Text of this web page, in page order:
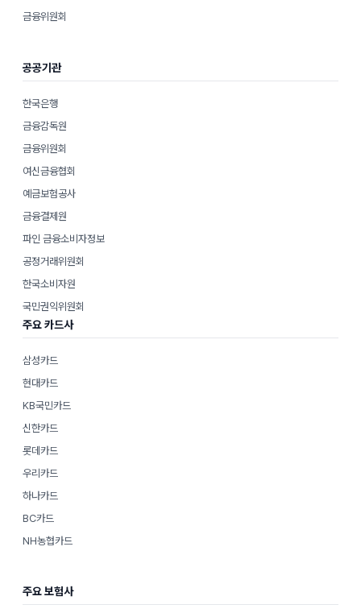
금융위원회
공공기관
한국은행
금융감독원
금융위원회
여신금융협회
예금보험공사
금융결제원
파인 금융소비자정보
공정거래위원회
한국소비자원
국민권익위원회
주요 카드사
삼성카드
현대카드
KB국민카드
신한카드
롯데카드
우리카드
하나카드
BC카드
NH농협카드
주요 보험사